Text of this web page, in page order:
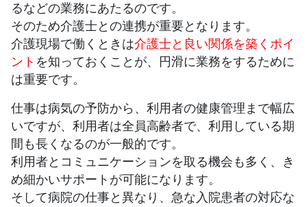
るなどの業務にあたるのです。
そのため介護士との連携が重要となります。
介護現場で働くときは介護士と良い関係を築くポイ
ント を知っておくことが、円滑に業務をするために
は重要です。
仕事は病気の予防から、利用者の健康管理まで幅広
いですが、利用者は全員高齢者で、利用している期
間も長くなるのが一般的です。
利用者とコミュニケーションを取る機会も多く、き
め細かいサポートが可能になります。
そして病院の仕事と異なり、急な入院患者の対応な